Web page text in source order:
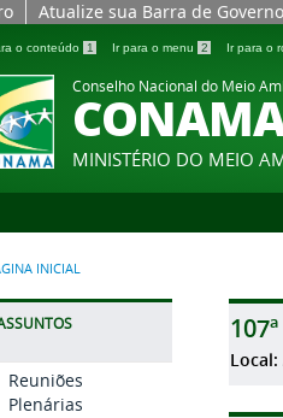
Atualize sua Barra de Governo
o conteúdo 1 Ir para o menu 2 Ir para o
Conselho Nacional do Meio
MINISTÉRIO DO MEIO
INICIAL
Reuniões
Plenárias